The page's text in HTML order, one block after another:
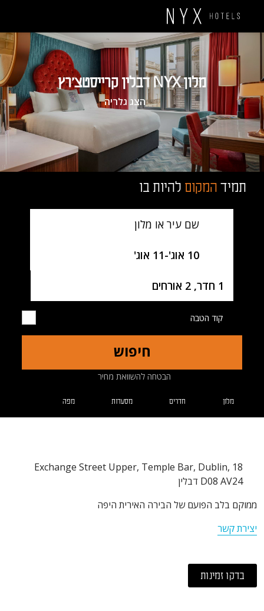
מלון NYX דבלין קרייסטצ'רץ
הצג גלריה
תמיד המקום להיות בו
10 אוג' -11 אוג'
1 חדר, 2 אורחים
קוד הטבה
חיפוש
הבטחה להשוואת מחיר
מלון חדרים מסעדות מפה
18 Exchange Street Upper, Temple Bar, Dublin,
D08 AV24 דבלין
ממוקם בלב הפועם של הבירה האירית היפה
יצירת קשר
בדקו זמינות